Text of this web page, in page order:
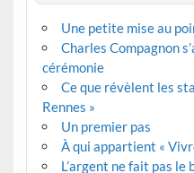
Une petite mise au
Charles Compagnon
cérémonie
Ce que révèlent les
Rennes »
Un premier pas
À qui appartient «
L’argent ne fait pas le